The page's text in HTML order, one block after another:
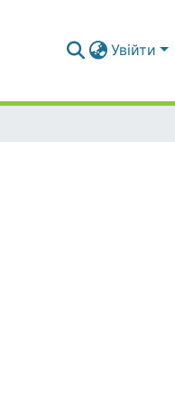
Увійти